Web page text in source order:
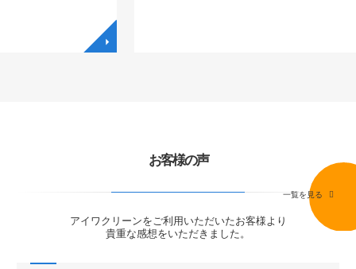
お客様の声
アイワクリーンをご利用いただいたお客様より
貴重な感想をいただきました。
一覧を見る